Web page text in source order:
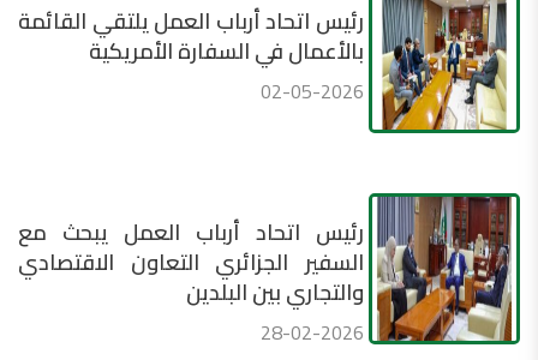
رئيس اتحاد أرباب العمل يلتقي القائمة
بالأعمال في السفارة الأمريكية
02-05-2026
رئيس اتحاد أرباب العمل يبحث مع
السفير الجزائري التعاون الاقتصادي
والتجاري بين البلدين
28-02-2026